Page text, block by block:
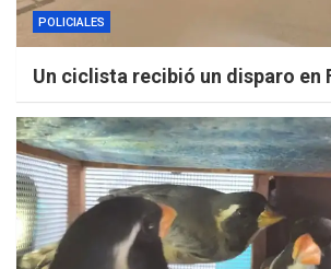
POLICIALES
Un ciclista recibió un disparo en